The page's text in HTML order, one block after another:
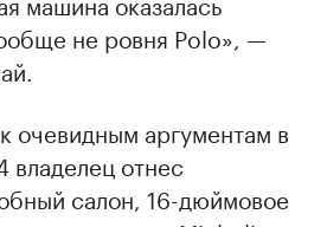
не ровня Polo», —
очевидным аргументам в
владелец отнес
салон, 16-дюймовое